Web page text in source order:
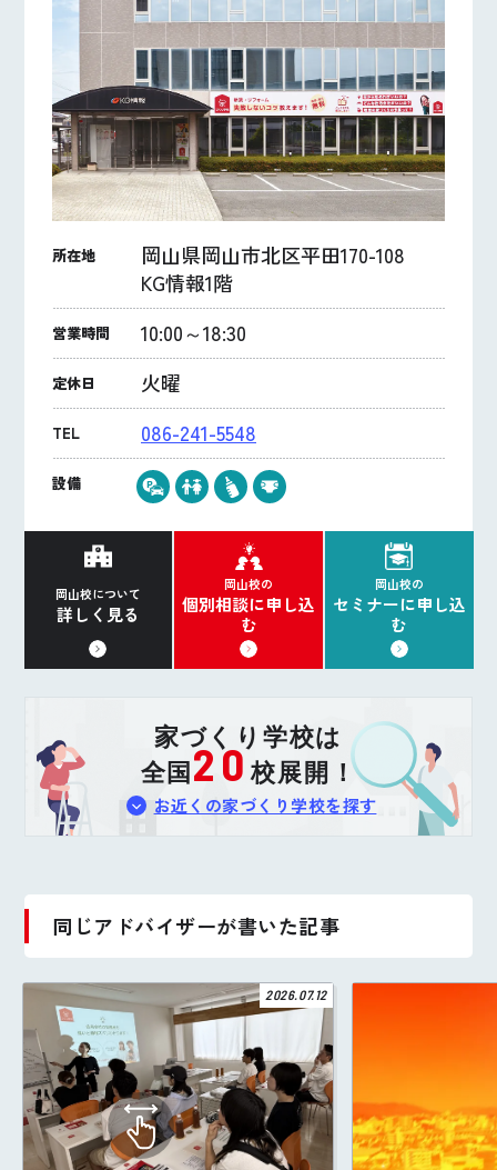
所在地
岡山県岡山市北区平田170-108
KG情報1階
営業時間 10:00～18:30
定休日 火曜
TEL 086-241-5548
設備
岡山校について
詳しく見る
岡山校の
個別相談に申し込
む
岡山校の
セミナーに申し込
む
家づくり学校は
全国20校展開！
お近くの家づくり学校を探す
同じアドバイザーが書いた記事
2026.07.12